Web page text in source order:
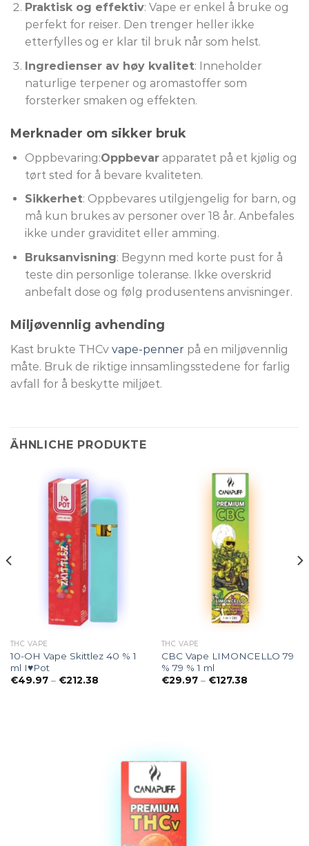
Praktisk og effektiv: Vape er enkel å bruke og
perfekt for reiser. Den trenger heller ikke
etterfylles og er klar til bruk når som helst.
Ingredienser av høy kvalitet: Inneholder
naturlige terpener og aromastoffer som
forsterker smaken og effekten.
Merknader om sikker bruk
Oppbevaring:Oppbevarapparatet på et kjølig og
tørt sted for å bevare kvaliteten.
Sikkerhet: Oppbevares utilgjengelig for barn, og
må kun brukes av personer over 18 år. Anbefales
ikke under graviditet eller amming.
Bruksanvisning: Begynn med korte pust for å
teste din personlige toleranse. Ikke overskrid
anbefalt dose og følg produsentens anvisninger.
Miljøvennlig avhending
Kast brukte THCv vape-penner på en miljøvennlig
måte. Bruk de riktige innsamlingsstedene for farlig
avfall for å beskytte miljøet.
ÄHNLICHE PRODUKTE
THC VAPE
10-OH Vape Skittlez 40 % 1
ml I♥Pot
€49.97 – €212.38Preisspanne:
THC VAPE
CBC Vape LIMONCELLO 79
% 79 % 1 ml
€29.97 – €127.38Preisspanne: